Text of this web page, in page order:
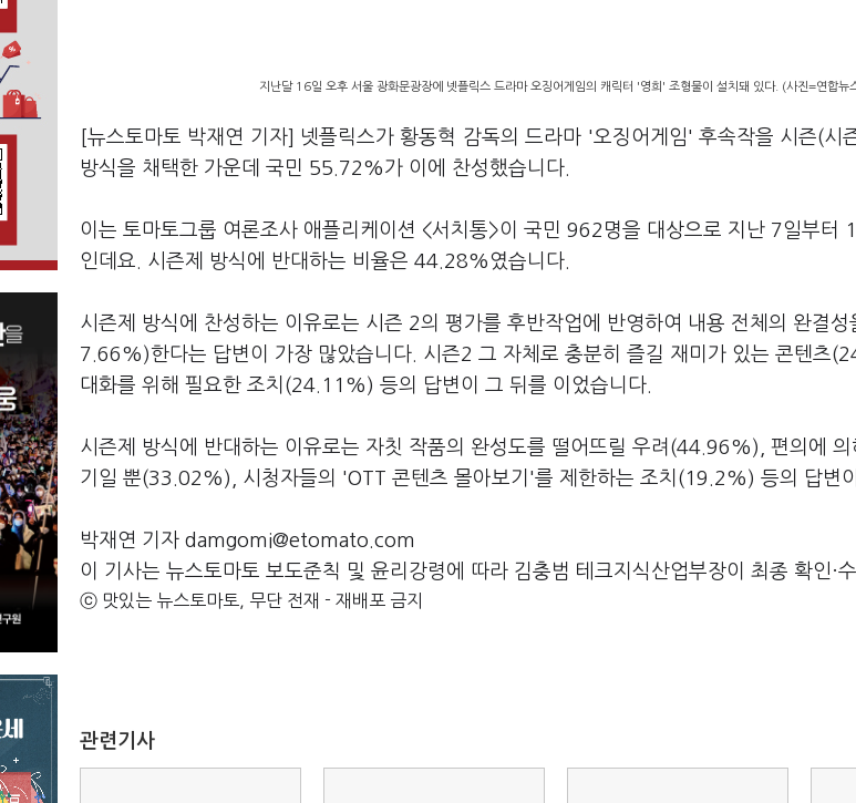
지난달 16일 오후 서울 광화문광장에 넷플릭스 드라마 오징어게임의 캐릭터 '영희' 조형물이 설치돼 있다. (사진=연합뉴
[뉴스토마토 박재연 기자] 넷플릭스가 황동혁 감독의 드라마 '오징어게임' 후속작을 시즌(시
방식을 채택한 가운데 국민 55.72%가 이에 찬성했습니다.
이는 토마토그룹 여론조사 애플리케이션 <서치통>이 국민 962명을 대상으로 지난 7일부터
인데요. 시즌제 방식에 반대하는 비율은 44.28%였습니다.
시즌제 방식에 찬성하는 이유로는 시즌 2의 평가를 후반작업에 반영하여 내용 전체의 완결
7.66%)한다는 답변이 가장 많았습니다. 시즌2 그 자체로 충분히 즐길 재미가 있는 콘텐츠
대화를 위해 필요한 조치(24.11%) 등의 답변이 그 뒤를 이었습니다.
시즌제 방식에 반대하는 이유로는 자칫 작품의 완성도를 떨어뜨릴 우려(44.96%), 편의에 의
기일 뿐(33.02%), 시청자들의 'OTT 콘텐츠 몰아보기'를 제한하는 조치(19.2%) 등의 답변
박재연 기자 damgomi@etomato.com
이 기사는 뉴스토마토 보도준칙 및 윤리강령에 따라 김충범 테크지식산업부장이 최종 확인·
ⓒ 맛있는 뉴스토마토, 무단 전재 - 재배포 금지
관련기사